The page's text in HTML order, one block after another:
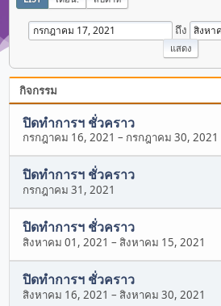
ถึง
กิจกรรม
ปิดทำการฯ ชั่วคราว
กรกฎาคม 16, 2021 – กรกฎาคม 30, 2021
ปิดทำการฯ ชั่วคราว
กรกฎาคม 31, 2021
ปิดทำการฯ ชั่วคราว
สิงหาคม 01, 2021 – สิงหาคม 15, 2021
ปิดทำการฯ ชั่วคราว
สิงหาคม 16, 2021 – สิงหาคม 30, 2021